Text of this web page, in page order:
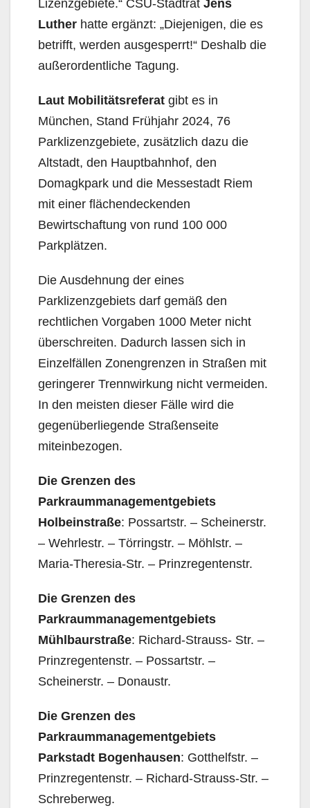
Lizenzgebiete.“ CSU-Stadtrat Jens
Luther hatte ergänzt: „Diejenigen, die es
betrifft, werden ausgesperrt!“ Deshalb die
außerordentliche Tagung.
Laut Mobilitätsreferat gibt es in
München, Stand Frühjahr 2024, 76
Parklizenzgebiete, zusätzlich dazu die
Altstadt, den Hauptbahnhof, den
Domagkpark und die Messestadt Riem
mit einer flächendeckenden
Bewirtschaftung von rund 100 000
Parkplätzen.
Die Ausdehnung der eines
Parklizenzgebiets darf gemäß den
rechtlichen Vorgaben 1000 Meter nicht
überschreiten. Dadurch lassen sich in
Einzelfällen Zonengrenzen in Straßen mit
geringerer Trennwirkung nicht vermeiden.
In den meisten dieser Fälle wird die
gegenüberliegende Straßenseite
miteinbezogen.
Die Grenzen des
Parkraummanagementgebiets
Holbeinstraße: Possartstr. – Scheinerstr.
– Wehrlestr. – Törringstr. – Möhlstr. –
Maria-Theresia-Str. – Prinzregentenstr.
Die Grenzen des
Parkraummanagementgebiets
Mühlbaurstraße: Richard-Strauss- Str. –
Prinzregentenstr. – Possartstr. –
Scheinerstr. – Donaustr.
Die Grenzen des
Parkraummanagementgebiets
Parkstadt Bogenhausen: Gotthelfstr. –
Prinzregentenstr. – Richard-Strauss-Str. –
Schreberweg.